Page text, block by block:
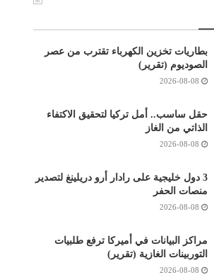
بطاريات تخزين الكهرباء تقترب من عصر
الصوديوم (تقرير)
2026-08-08
حقل ساسب.. أمل تركيا لتحقيق الاكتفاء
الذاتي من الغاز
2026-08-08
3 دول خليجية على رادار أرو دريلينغ لتصدير
منصات الحفر
2026-08-08
مراكز البيانات في أميركا ترفع طلبيات
التوربينات الغازية (تقرير)
2026-08-08